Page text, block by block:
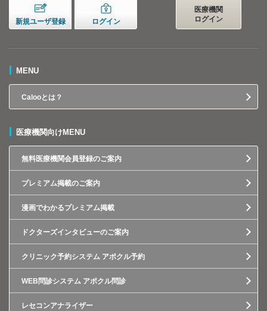
新規ユーザ登録 ログイン
医療機関
ログイン
MENU
Calooとは？
医療機関向けMENU
無料医療機関会員登録のご案内
プレミアム掲載のご案内
漫画でわかるプレミアム掲載
ドクターズインタビューのご案内
クリニック予約システム アポクル予約
WEB問診システム アポクル問診
レセコンアナライザー